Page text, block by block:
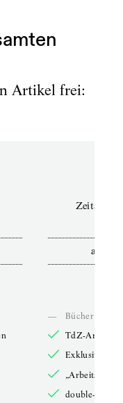
Artikel frei:
ab
—
Bücher online
TdZ-Artikel
Exklusive
double-